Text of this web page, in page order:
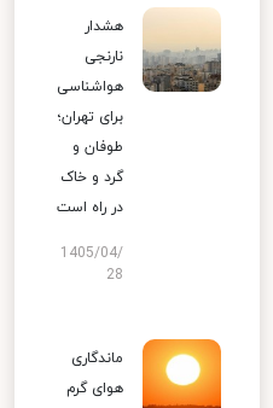
هشدار
نارنجی
هواشناسی
برای تهران؛
طوفان و
گرد و خاک
در راه است
1405/04/
28
ماندگاری
هوای گرم